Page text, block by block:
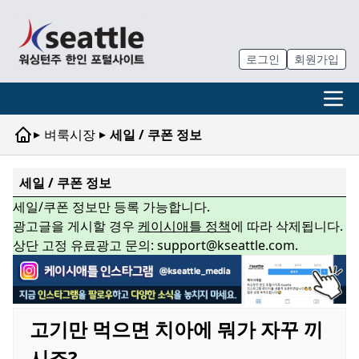
로그인 회원가입
▸ 벼룩시장 ▸ 세일 / 쿠폰 정보
세일 / 쿠폰 정보
세일/쿠폰 정보만 등록 가능합니다.
광고글을 게시할 경우 케이시애틀 정책에 따라 삭제됩니다.
상단 고정 유료광고 문의: support@kseattle.com.
고기만 먹으면 치아에 뭐가 자꾸 끼